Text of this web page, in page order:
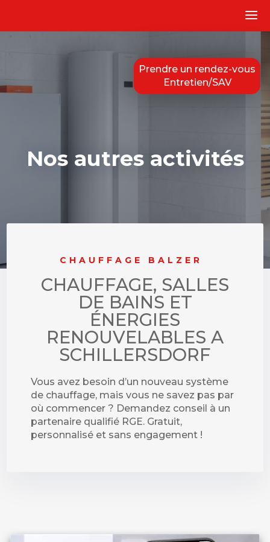
Nos autres activités
CHAUFFAGE BALZER
CHAUFFAGE, SALLES
DE BAINS ET
ÉNERGIES
RENOUVELABLES A
SCHILLERSDORF
Vous avez besoin d’un nouveau système
de chauffage, mais vous ne savez pas par
où commencer ? Demandez conseil à un
partenaire qualifié RGE. Gratuit,
personnalisé et sans engagement !
Prendre un rendez-vous
Entretien/SAV